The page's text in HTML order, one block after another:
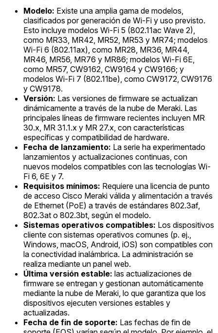
Modelo: Existe una amplia gama de modelos,
clasificados por generación de Wi-Fi y uso previsto.
Esto incluye modelos Wi-Fi 5 (802.11ac Wave 2),
como MR33, MR42, MR52, MR53 y MR74; modelos
Wi-Fi 6 (802.11ax), como MR28, MR36, MR44,
MR46, MR56, MR76 y MR86; modelos Wi-Fi 6E,
como MR57, CW9162, CW9164 y CW9166; y
modelos Wi-Fi 7 (802.11be), como CW9172, CW9176
y CW9178.
Versión: Las versiones de firmware se actualizan
dinámicamente a través de la nube de Meraki. Las
principales líneas de firmware recientes incluyen MR
30.x, MR 31.1.x y MR 27.x, con características
específicas y compatibilidad de hardware.
Fecha de lanzamiento: La serie ha experimentado
lanzamientos y actualizaciones continuas, con
nuevos modelos compatibles con las tecnologías Wi-
Fi 6, 6E y 7.
Requisitos mínimos: Requiere una licencia de punto
de acceso Cisco Meraki válida y alimentación a través
de Ethernet (PoE) a través de estándares 802.3af,
802.3at o 802.3bt, según el modelo.
Sistemas operativos compatibles: Los dispositivos
cliente con sistemas operativos comunes (p. ej.,
Windows, macOS, Android, iOS) son compatibles con
la conectividad inalámbrica. La administración se
realiza mediante un panel web.
Última versión estable: las actualizaciones de
firmware se entregan y gestionan automáticamente
mediante la nube de Meraki, lo que garantiza que los
dispositivos ejecuten versiones estables y
actualizadas.
Fecha de fin de soporte: Las fechas de fin de